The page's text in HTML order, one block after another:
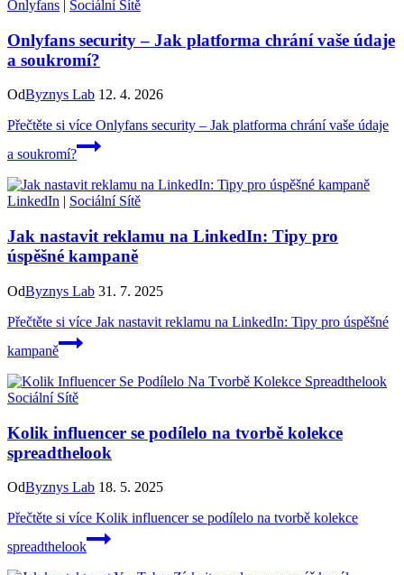
Onlyfans Sociální Sítě
Onlyfans security – Jak platforma chrání vaše údaje
a soukromí?
OdByznys Lab 12. 4. 2026
Přečtěte si více Onlyfans security – Jak platforma chrání vaše údaje
a soukromí?
LinkedIn | Sociální Sítě
Jak nastavit reklamu na LinkedIn: Tipy pro
úspěšné kampaně
OdByznys Lab 31. 7. 2025
Přečtěte si více Jak nastavit reklamu na LinkedIn: Tipy pro úspěšné
kampaně
Sociální Sítě
Kolik influencer se podílelo na tvorbě kolekce
spreadthelook
OdByznys Lab 18. 5. 2025
Přečtěte si více Kolik influencer se podílelo na tvorbě kolekce
spreadthelook